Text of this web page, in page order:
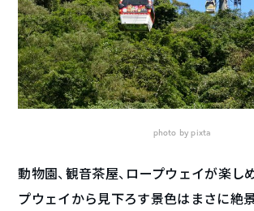
photo by pixta
動物園、観音茶屋、ロープウェイが楽し
プウェイから見下ろす景色はまさに絶